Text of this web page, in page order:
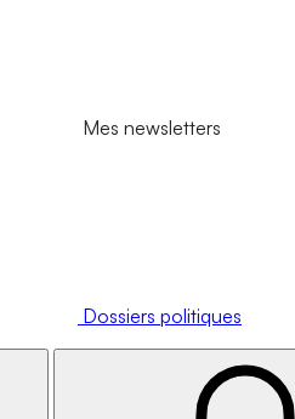
Mes newsletters
Dossiers politiques